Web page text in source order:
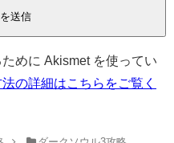
めに Akismet を使ってい
の詳細はこちらをご覧く